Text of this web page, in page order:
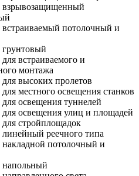
взрывозащищенный
потолочный и
встраиваемого и
монтажа
высоких пролетов
местного освещения станков
освещения туннелей
освещения улиц и площадей
стройплощадок
реечного типа
потолочный и
напольный